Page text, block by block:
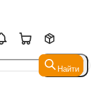
Найти
Найти